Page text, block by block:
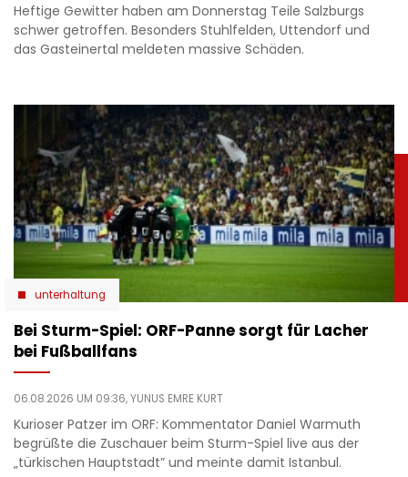
Heftige Gewitter haben am Donnerstag Teile Salzburgs
schwer getroffen. Besonders Stuhlfelden, Uttendorf und
das Gasteinertal meldeten massive Schäden.
unterhaltung
Bei Sturm-Spiel: ORF-Panne sorgt für Lacher
bei Fußballfans
06.08.2026 UM 09:36,YUNUS EMRE KURT
Kurioser Patzer im ORF: Kommentator Daniel Warmuth
begrüßte die Zuschauer beim Sturm-Spiel live aus der
„türkischen Hauptstadt” und meinte damit Istanbul.